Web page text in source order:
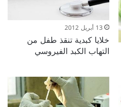
13 أبريل 2012
خلايا كبدية تنقذ طفل من
التهاب الكبد الفيروسي